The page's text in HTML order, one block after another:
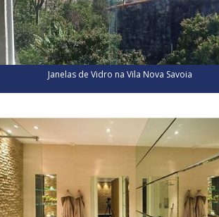
Janelas de Vidro na Vila Nova Savoia